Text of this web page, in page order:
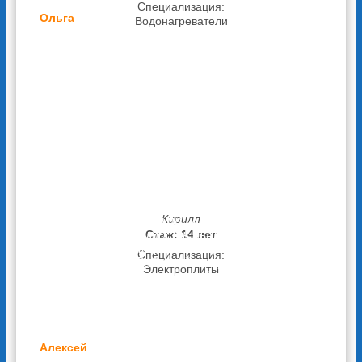
Специализация:
Водонагреватели
Кирилл
Стаж: 14 лет
Специализация:
Электроплиты
Ольга
диагностику, нашел причину и устранил ее
за один час. Стоимость была ниже, чем у
предыдущего специалиста (примерно в
полтора раза). Работой сотрудника
«Ремонтехник» остались довольны. Он все
Алексей